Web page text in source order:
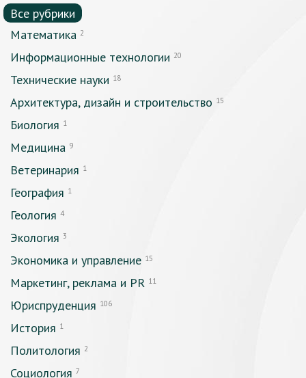
Все рубрики
Математика 2
Информационные технологии 20
Технические науки 18
Архитектура, дизайн и строительство 15
Биология 1
Медицина 9
Ветеринария 1
География 1
Геология 4
Экология 3
Экономика и управление 15
Маркетинг, реклама и PR 11
Юриспруденция 106
История 1
Политология 2
Социология 7